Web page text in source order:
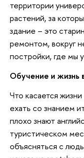
территории
растений, за
здание – это
ремонтом, вокруг
постройки, где мы
Обучение и жизнь
Что касается
ехать со знанием
плохо знают
туристическом
объясняться с